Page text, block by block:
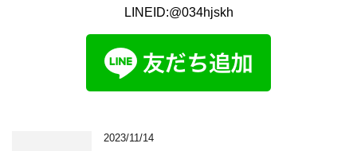
LINEID:@034hjskh
2023/11/14